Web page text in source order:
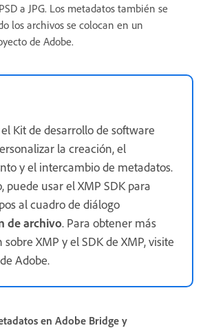
a JPG. Los metadatos también se
los archivos se colocan en un
de Adobe.
Kit de desarrollo de software
la creación, el
y el intercambio de metadatos.
puede usar el XMP SDK para
al cuadro de diálogo
de archivo. Para obtener más
XMP y el SDK de XMP, visite
Adobe.
en Adobe Bridge y